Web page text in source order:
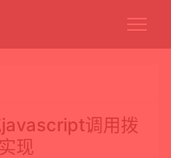
调用拨
现